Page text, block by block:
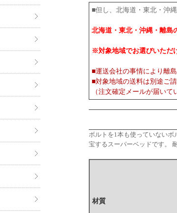
■但し、北海道・東北・沖
北海道・東北・沖縄・離島
※対象地域でお選びいただ
■運送会社の事情により離
■対象地域の送料は別途ご
（注文確定メールが届い
ボルトを1本も使っていない
宝するスーパーベッドです。
材質